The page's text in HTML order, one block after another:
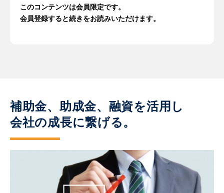
このコンテンツは会員限定です。
会員登録すると続きをお読みいただけます。
補助金、助成金、融資を活用し
会社の成長に繋げる。